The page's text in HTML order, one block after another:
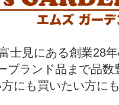
士見にある創業28
ブランド品まで品
にも買いたい方に